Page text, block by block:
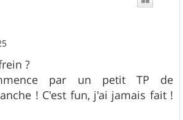
?
par un petit TP de
! C'est fun, j'ai jamais fait !